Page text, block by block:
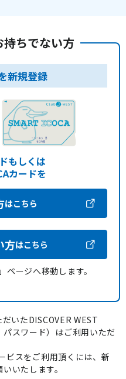
持ちでない方
新規登録
もしくは
カードを
はこちら
方はこちら
ージへ移動します。
いたDISCOVER WEST
スワード）はご利用いただ
ビスをご利用頂くには、新
いたします。